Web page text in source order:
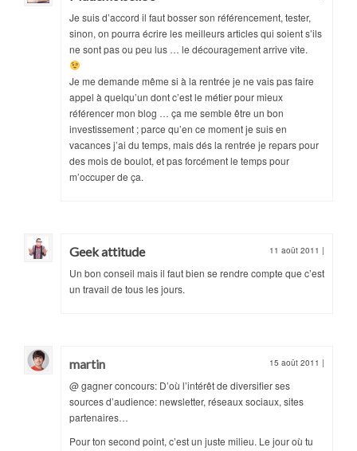
Je suis d’accord il faut bosser son référencement, tester,
sinon, on pourra écrire les meilleurs articles qui soient s’ils
ne sont pas ou peu lus … le découragement arrive vite.
Je me demande même si à la rentrée je ne vais pas faire
appel à quelqu’un dont c’est le métier pour mieux
référencer mon blog … ça me semble être un bon
investissement ; parce qu’en ce moment je suis en
vacances j’ai du temps, mais dés la rentrée je repars pour
des mois de boulot, et pas forcément le temps pour
m’occuper de ça.
Geek attitude 11 août 2011 |
Un bon conseil mais il faut bien se rendre compte que c’est
un travail de tous les jours.
martin 15 août 2011 |
@ gagner concours: D’où l’intérêt de diversifier ses
sources d’audience: newsletter, réseaux sociaux, sites
partenaires…
Pour ton second point, c’est un juste milieu. Le jour où tu